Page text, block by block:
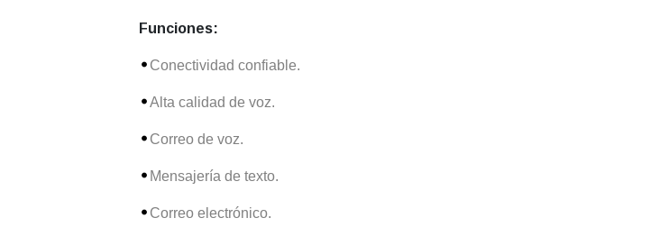
Funciones:
Conectividad confiable.
Alta calidad de voz.
Correo de voz.
Mensajería de texto.
Correo electrónico.